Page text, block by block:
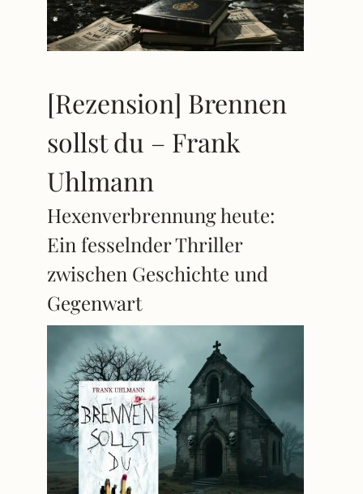
[Rezension] Brennen
sollst du – Frank
Uhlmann
Hexenverbrennung heute:
Ein fesselnder Thriller
zwischen Geschichte und
Gegenwart